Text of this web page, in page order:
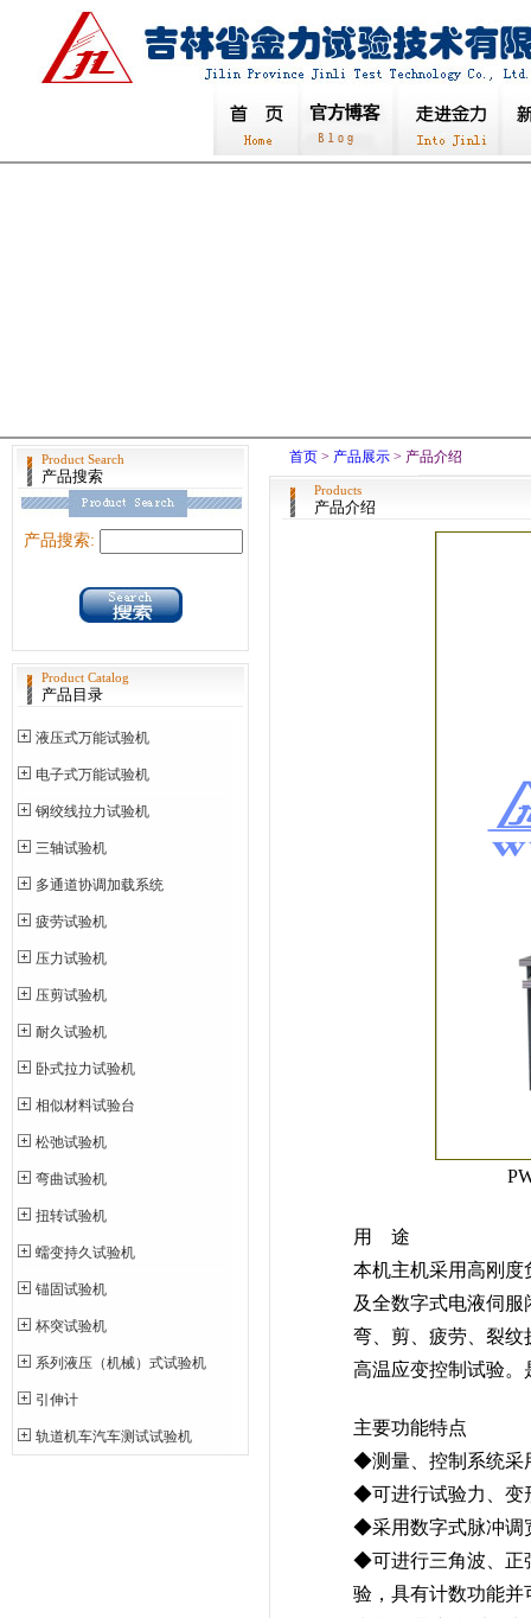
Product Search
产品搜索
产品搜索:
Product Catalog
产品目录
液压式万能试验机
电子式万能试验机
钢绞线拉力试验机
三轴试验机
多通道协调加载系统
疲劳试验机
压力试验机
压剪试验机
耐久试验机
卧式拉力试验机
相似材料试验台
松弛试验机
弯曲试验机
扭转试验机
蠕变持久试验机
锚固试验机
杯突试验机
系列液压（机械）式试验机
引伸计
轨道机车汽车测试试验机
首页 > 产品展示 > 产品介绍
Products
产品介绍
用 途
本机主机采用高刚度
及全数字式电液伺
弯、剪、疲劳、裂纹
高温应变控制试验。
主要功能特点
◆测量、控制系统采
◆可进行试验力、变
◆采用数字式脉冲调
◆可进行三角波、正
验，具有计数功能并